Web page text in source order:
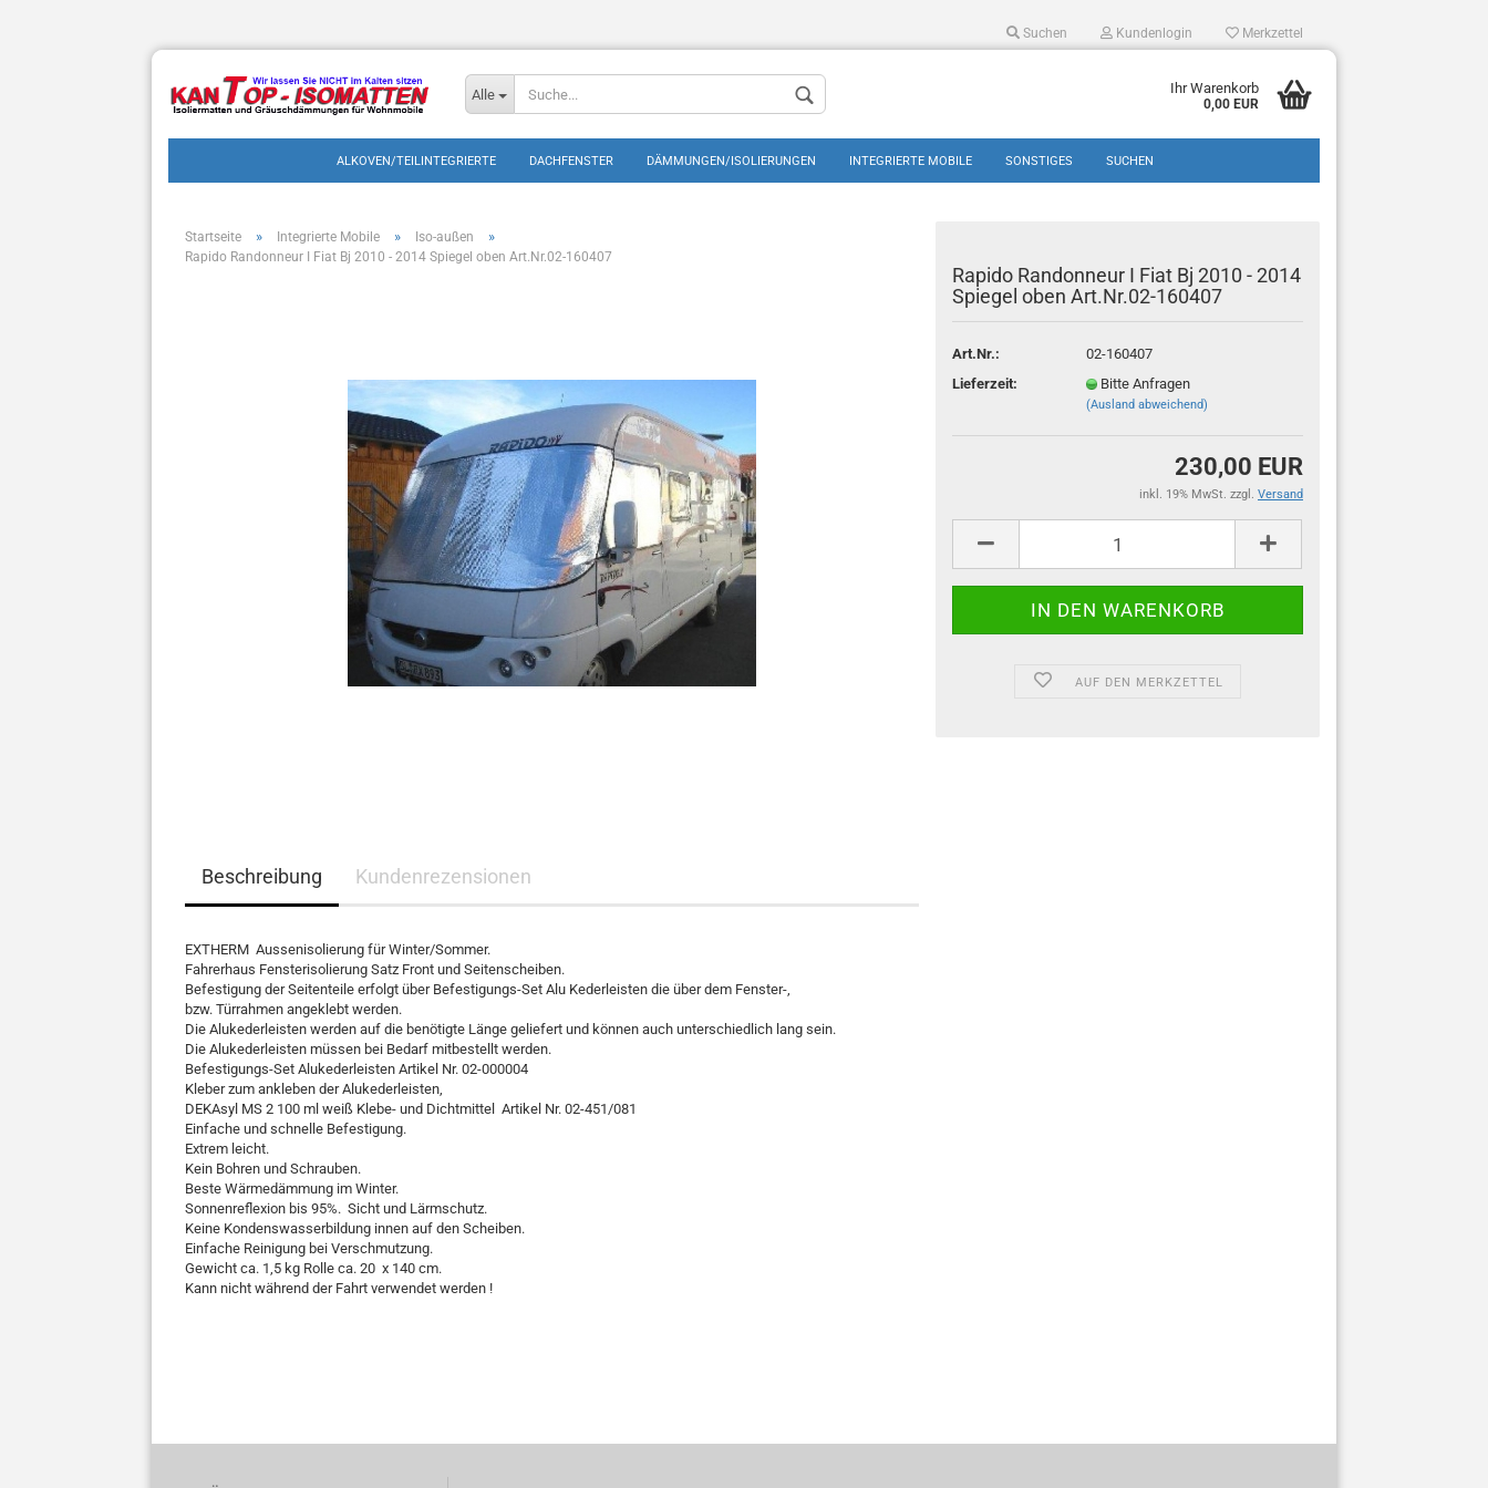
Suchen Kundenlogin Merkzettel
Alle Ihr Warenkorb
0,00 EUR
ALKOVEN/TEILINTEGRIERTE DACHFENSTER DÄMMUNGEN/ISOLIERUNGEN INTEGRIERTE MOBILE SONSTIGES SUCHEN
Startseite » Integrierte Mobile » Iso-außen »
Rapido Randonneur I Fiat Bj 2010 - 2014 Spiegel oben Art.Nr.02-160407
Rapido Randonneur I Fiat Bj 2010 - 2014
Spiegel oben Art.Nr.02-160407
Art.Nr.:
02-160407
Lieferzeit:
Bitte Anfragen
(Ausland abweichend)
230,00 EUR
inkl. 19% MwSt. zzgl. Versand
AUF DEN MERKZETTEL
Beschreibung Kundenrezensionen
EXTHERM Aussenisolierung für Winter/Sommer.
Fahrerhaus Fensterisolierung Satz Front und Seitenscheiben.
Befestigung der Seitenteile erfolgt über Befestigungs-Set Alu Kederleisten die über dem Fenster-,
bzw. Türrahmen angeklebt werden.
Die Alukederleisten werden auf die benötigte Länge geliefert und können auch unterschiedlich lang sein.
Die Alukederleisten müssen bei Bedarf mitbestellt werden.
Befestigungs-Set Alukederleisten Artikel Nr. 02-000004
Kleber zum ankleben der Alukederleisten,
DEKAsyl MS 2 100 ml weiß Klebe- und Dichtmittel Artikel Nr. 02-451/081
Einfache und schnelle Befestigung.
Extrem leicht.
Kein Bohren und Schrauben.
Beste Wärmedämmung im Winter.
Sonnenreflexion bis 95%. Sicht und Lärmschutz.
Keine Kondenswasserbildung innen auf den Scheiben.
Einfache Reinigung bei Verschmutzung.
Gewicht ca. 1,5 kg Rolle ca. 20 x 140 cm.
Kann nicht während der Fahrt verwendet werden !